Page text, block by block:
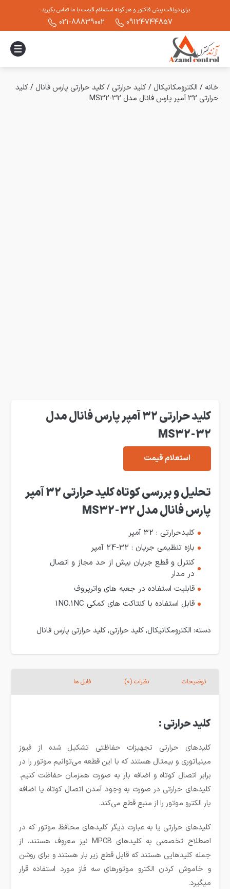
برای دریافت پیش فاکتور و هر گونه استعلام قیمت با ما تماس بگیرید.
09124744857
021-88839002
خانه / الکترومکانیکال /کلید حرارتی /کلید حرارتی پارس فانال /کلید
حرارتی 32 آمپر پارس فانال مدل MS32-32
کلید حرارتی 32 آمپر پارس فانال مدل
MS32-32
استعلام قیمت
تحلیل و بررسی کوتاه کلید حرارتی 32 آمپر
پارس فانال مدل MS32-32
کلیدحرارتی : 32 آمپر
بازه تنظیمی جریان : 32-24 آمپر
کنترل و قطع جریان بیش از حد مجاز و اتصال
در مدار
قابلیت استفاده در جعبه های واترپروف
قابل استفاده با کنتاکت های کمکی 1NO.1NC
دسته: الکترومکانیکال,کلید حرارتی,کلید حرارتی پارس فانال
توضیحات نظرات (0) فایل ها
کلید حرارتی :
کلید‌های حرارتی تجهیزات حفاظتی تشکیل شده از فیوز
مینیاتوری و بیمتال هستند که با این قطعه می‌توانیم موتور را در
برابر اتصال کوتاه و اضافه بار به صورت همزمان حفاظت کنیم.
کلید‌های حرارتی در صورت به وجود آمدن اتصال کوتاه یا اضافه
بار الکترو موتور را از منبع قطع می‌کند.
کلید‌های حرارتی یا به عبارت دیگر کلید‌های محافظ موتور که در
اصطلاح تخصصی به کلید‌های MPCB نیز معروف هستند، از
جمله کلید‌هایی هستند که قابل قطع زیر بار هستند و برای روشن
و خاموش کردن الکترو موتور‌های سه فاز مورد استفاده قرار
میگیرد.